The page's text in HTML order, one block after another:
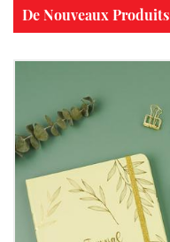
De Nouveaux Produits